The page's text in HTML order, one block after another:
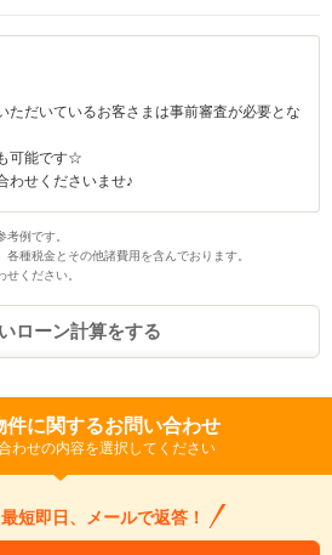
ただいているお客さまは事前審査が必要とな
可能です☆
わせくださいませ♪
例です。
種税金とその他諸費用を含んでおります。
ください。
ローン計算をする
件に関するお問い合わせ
わせの内容を選択してください
短即日、メールで返答！